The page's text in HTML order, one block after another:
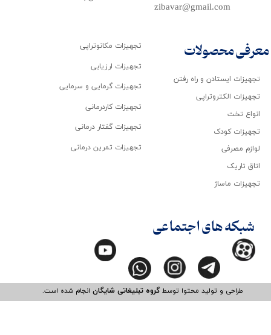
zibavar@gmail.com
طراحی و تولید محتوا توسطگروه تبلیغاتی شایگانانجام شده است.​​​​​​​
تجهیزات ایستادن و راه رفتن
تجهیزات الکتروتراپی
انواع تخت
تجهیزات کودک
لوازم مصرفی
اتاق تاریک
تجهیزات ماساژ
تجهیزات مکانوتراپی
تجهیزات ارزیابی
تجهیزات گرمایی و سرمایی
تجهیزات کاردرمانی
تجهیزات گفتار درمانی
تجهیزات تمرین درمانی
معرفی محصولات
شبکه های اجتماعی